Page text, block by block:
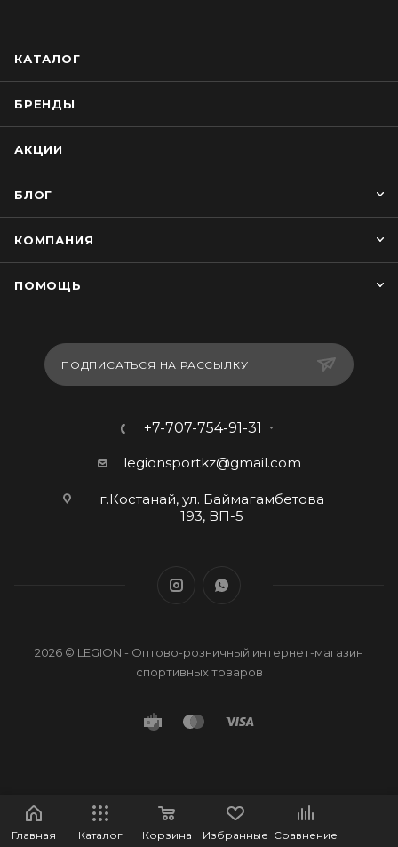
КАТАЛОГ
БРЕНДЫ
АКЦИИ
БЛОГ
КОМПАНИЯ
ПОМОЩЬ
ПОДПИСАТЬСЯ НА РАССЫЛКУ
+7-707-754-91-31
legionsportkz@gmail.com
г.Костанай, ул. Баймагамбетова
193, ВП-5
2026 © LEGION - Оптово-розничный интернет-магазин
спортивных товаров
Главная Каталог Корзина Избранные Сравнение